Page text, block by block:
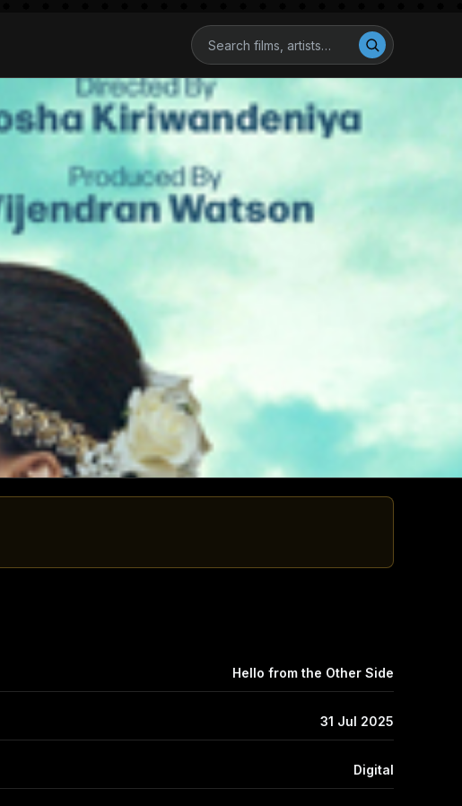
Hello from the Other Side
31 Jul 2025
Digital